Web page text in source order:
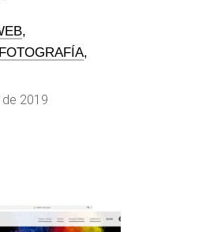
FOTOGRAFÍA
2019